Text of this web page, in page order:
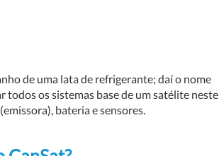
de uma lata de refrigerante; daí o nome
todos os sistemas base de um satélite neste
bateria e sensores.